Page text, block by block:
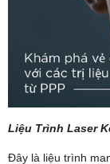
Liệu Trình Laser
Đây là liệu trình